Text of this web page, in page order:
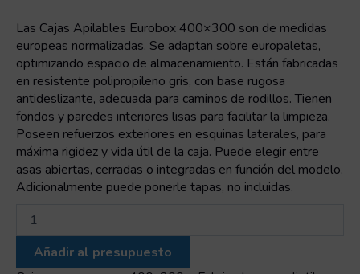
Las Cajas Apilables Eurobox 400×300 son de medidas
europeas normalizadas. Se adaptan sobre europaletas,
optimizando espacio de almacenamiento. Están fabricadas
en resistente polipropileno gris, con base rugosa
antideslizante, adecuada para caminos de rodillos. Tienen
fondos y paredes interiores lisas para facilitar la limpieza.
Poseen refuerzos exteriores en esquinas laterales, para
máxima rigidez y vida útil de la caja. Puede elegir entre
asas abiertas, cerradas o integradas en función del modelo.
Adicionalmente puede ponerle tapas, no incluidas.
Contenedor
Añadir al presupuesto